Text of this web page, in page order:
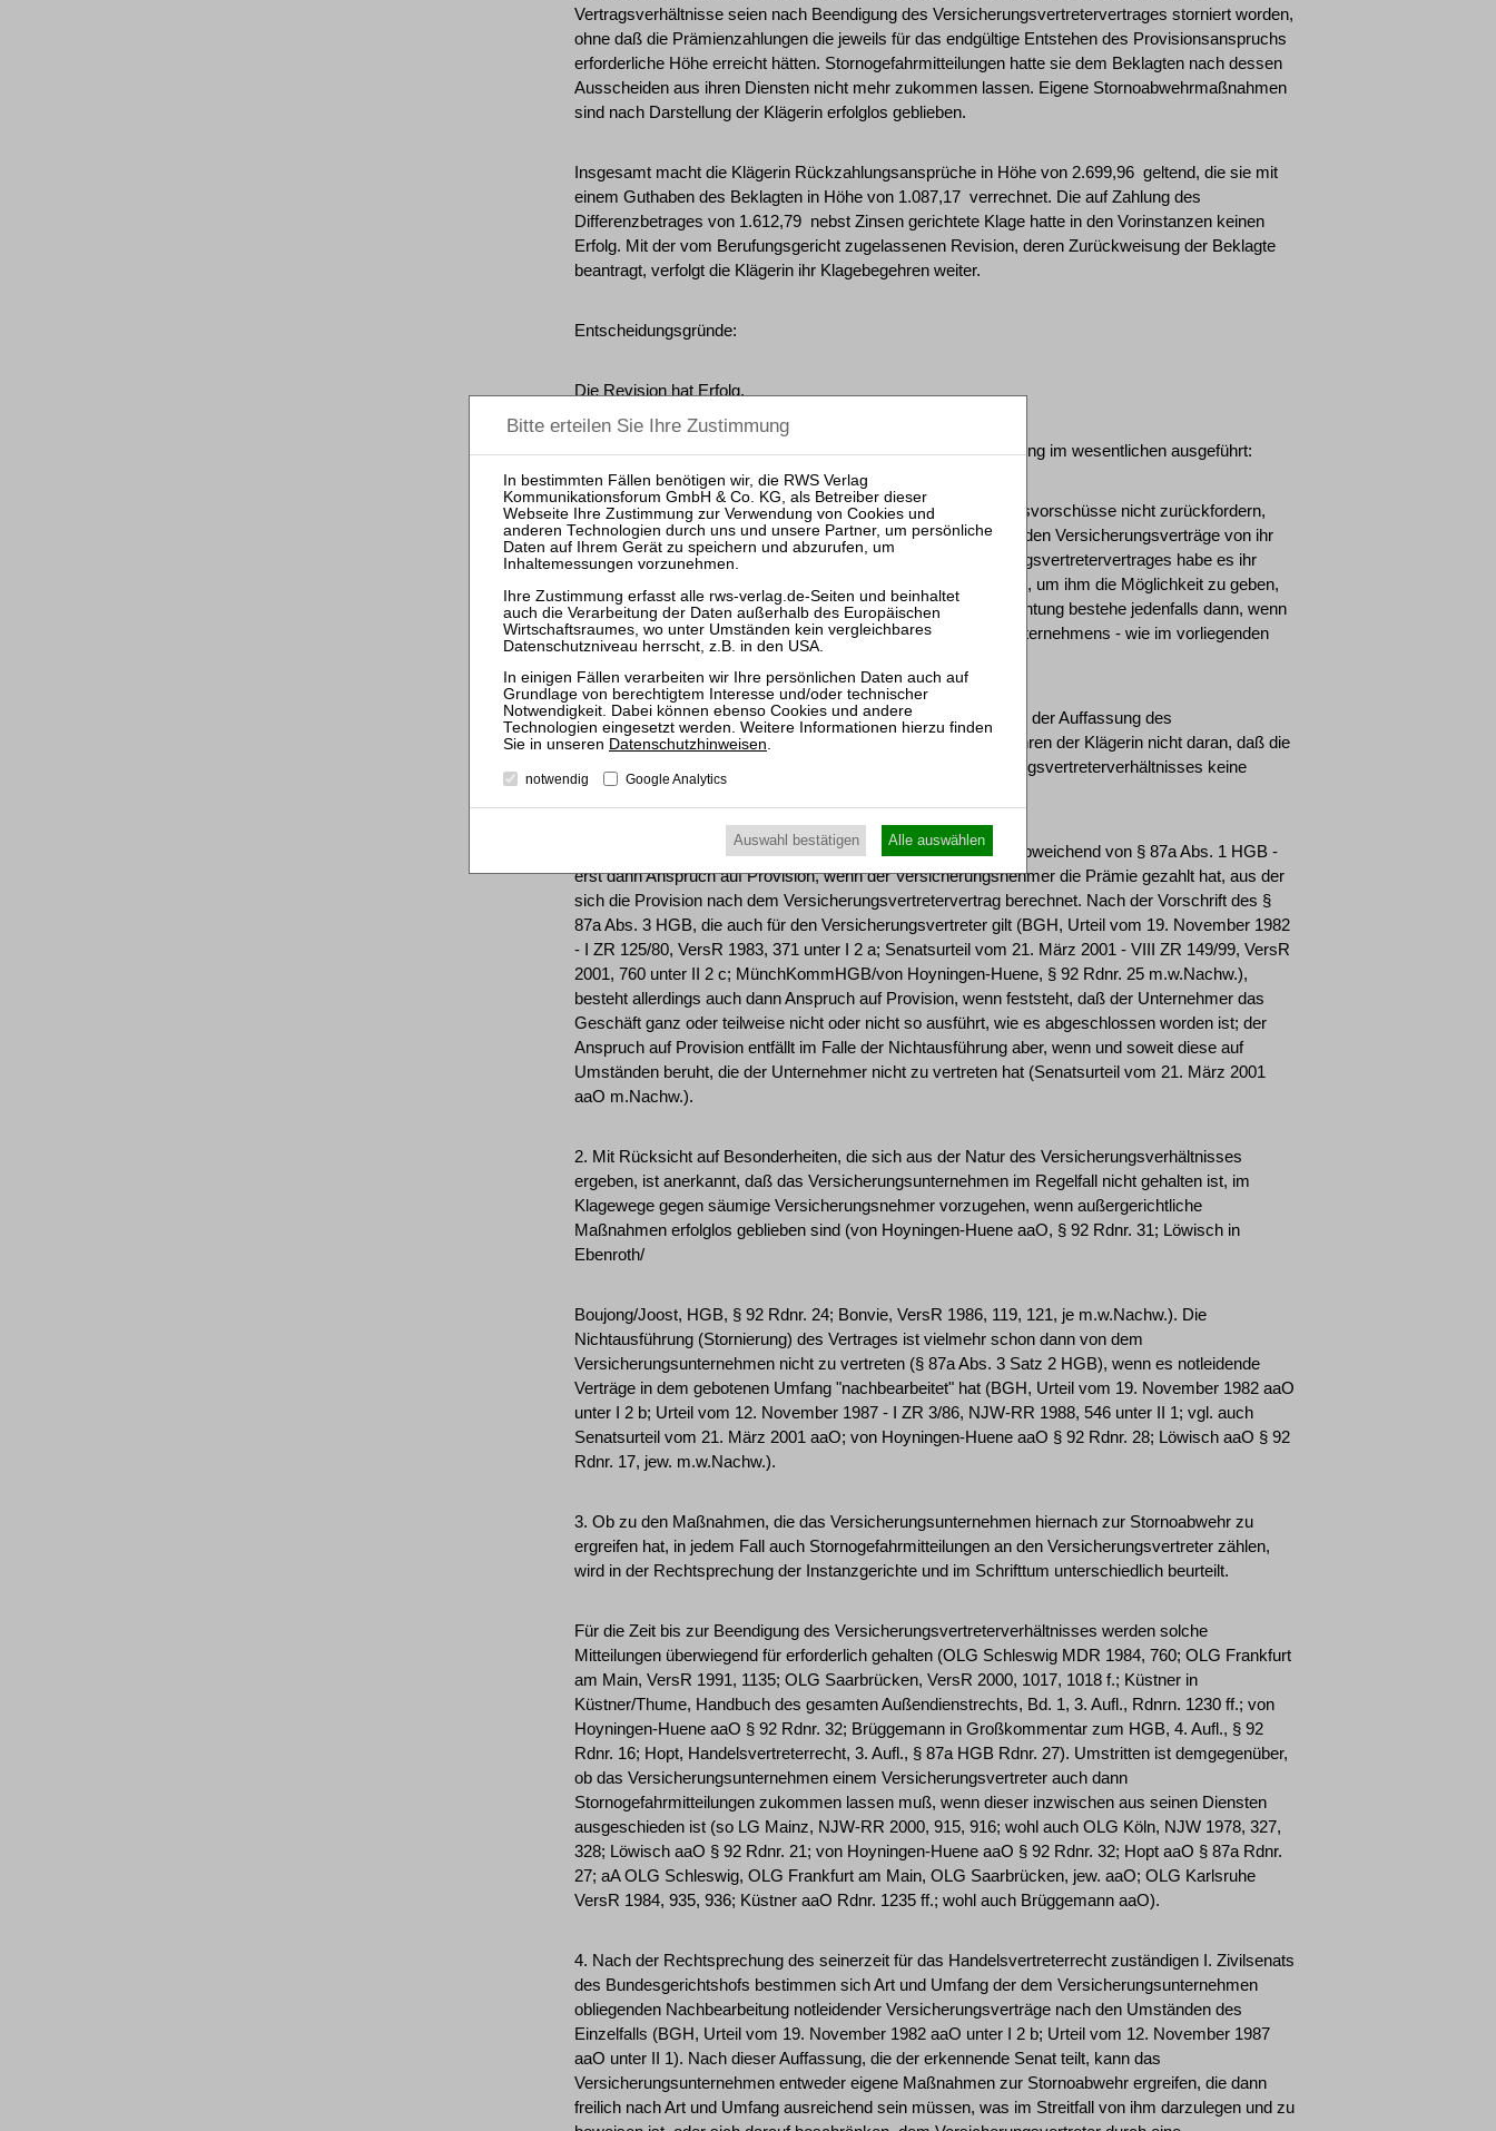
Vertragsverhältnisse seien nach Beendigung des Versicherungsvertretervertrages storniert worden,
ohne daß die Prämienzahlungen die jeweils für das endgültige Entstehen des Provisionsanspruchs
erforderliche Höhe erreicht hätten. Stornogefahrmitteilungen hatte sie dem Beklagten nach dessen
Ausscheiden aus ihren Diensten nicht mehr zukommen lassen. Eigene Stornoabwehrmaßnahmen
sind nach Darstellung der Klägerin erfolglos geblieben.
Insgesamt macht die Klägerin Rückzahlungsansprüche in Höhe von 2.699,96  geltend, die sie mit
einem Guthaben des Beklagten in Höhe von 1.087,17  verrechnet. Die auf Zahlung des
Differenzbetrages von 1.612,79  nebst Zinsen gerichtete Klage hatte in den Vorinstanzen keinen
Erfolg. Mit der vom Berufungsgericht zugelassenen Revision, deren Zurückweisung der Beklagte
beantragt, verfolgt die Klägerin ihr Klagebegehren weiter.
Entscheidungsgründe:
Die Revision hat Erfolg.
I. Das Berufungsgericht hat zur Begründung seiner Entscheidung im wesentlichen ausgeführt:
Die Klägerin könne die an den Beklagten geleisteten Provisionsvorschüsse nicht zurückfordern,
weil sie nicht dargelegt habe, daß die Stornierung der betreffenden Versicherungsverträge von ihr
nicht zu vertreten sei. Auch nach Beendigung des Versicherungsvertretervertrages habe es ihr
oblegen, dem Beklagten Stornogefahrmitteilungen zuzusenden, um ihm die Möglichkeit zu geben,
die notleidenden Verträge selbst zu retten. Eine solche Verpflichtung bestehe jedenfalls dann, wenn
eigene Stornobekämpfungsmaßnahmen des Versicherungsunternehmens - wie im vorliegenden
Fall - erfolglos geblieben seien.
II. Diese Beurteilung greift die Revision mit Erfolg an. Entgegen der Auffassung des
Berufungsgerichts scheitert das Provisionsrückzahlungsbegehren der Klägerin nicht daran, daß die
Klägerin dem Beklagten nach der Beendigung des Versicherungsvertreterverhältnisses keine
Stornogefahrmitteilungen mehr hat zukommen lassen.
1. Gemäß § 92 Abs. 4 HGB hat der Versicherungsvertreter - abweichend von § 87a Abs. 1 HGB -
erst dann Anspruch auf Provision, wenn der Versicherungsnehmer die Prämie gezahlt hat, aus der
sich die Provision nach dem Versicherungsvertretervertrag berechnet. Nach der Vorschrift des §
87a Abs. 3 HGB, die auch für den Versicherungsvertreter gilt (BGH, Urteil vom 19. November 1982
- I ZR 125/80, VersR 1983, 371 unter I 2 a; Senatsurteil vom 21. März 2001 - VIII ZR 149/99, VersR
2001, 760 unter II 2 c; MünchKommHGB/von Hoyningen-Huene, § 92 Rdnr. 25 m.w.Nachw.),
besteht allerdings auch dann Anspruch auf Provision, wenn feststeht, daß der Unternehmer das
Geschäft ganz oder teilweise nicht oder nicht so ausführt, wie es abgeschlossen worden ist; der
Anspruch auf Provision entfällt im Falle der Nichtausführung aber, wenn und soweit diese auf
Umständen beruht, die der Unternehmer nicht zu vertreten hat (Senatsurteil vom 21. März 2001
aaO m.Nachw.).
2. Mit Rücksicht auf Besonderheiten, die sich aus der Natur des Versicherungsverhältnisses
ergeben, ist anerkannt, daß das Versicherungsunternehmen im Regelfall nicht gehalten ist, im
Klagewege gegen säumige Versicherungsnehmer vorzugehen, wenn außergerichtliche
Maßnahmen erfolglos geblieben sind (von Hoyningen-Huene aaO, § 92 Rdnr. 31; Löwisch in
Ebenroth/
Boujong/Joost, HGB, § 92 Rdnr. 24; Bonvie, VersR 1986, 119, 121, je m.w.Nachw.). Die
Nichtausführung (Stornierung) des Vertrages ist vielmehr schon dann von dem
Versicherungsunternehmen nicht zu vertreten (§ 87a Abs. 3 Satz 2 HGB), wenn es notleidende
Verträge in dem gebotenen Umfang "nachbearbeitet" hat (BGH, Urteil vom 19. November 1982 aaO
unter I 2 b; Urteil vom 12. November 1987 - I ZR 3/86, NJW-RR 1988, 546 unter II 1; vgl. auch
Senatsurteil vom 21. März 2001 aaO; von Hoyningen-Huene aaO § 92 Rdnr. 28; Löwisch aaO § 92
Rdnr. 17, jew. m.w.Nachw.).
3. Ob zu den Maßnahmen, die das Versicherungsunternehmen hiernach zur Stornoabwehr zu
ergreifen hat, in jedem Fall auch Stornogefahrmitteilungen an den Versicherungsvertreter zählen,
wird in der Rechtsprechung der Instanzgerichte und im Schrifttum unterschiedlich beurteilt.
Für die Zeit bis zur Beendigung des Versicherungsvertreterverhältnisses werden solche
Mitteilungen überwiegend für erforderlich gehalten (OLG Schleswig MDR 1984, 760; OLG Frankfurt
am Main, VersR 1991, 1135; OLG Saarbrücken, VersR 2000, 1017, 1018 f.; Küstner in
Küstner/Thume, Handbuch des gesamten Außendienstrechts, Bd. 1, 3. Aufl., Rdnrn. 1230 ff.; von
Hoyningen-Huene aaO § 92 Rdnr. 32; Brüggemann in Großkommentar zum HGB, 4. Aufl., § 92
Rdnr. 16; Hopt, Handelsvertreterrecht, 3. Aufl., § 87a HGB Rdnr. 27). Umstritten ist demgegenüber,
ob das Versicherungsunternehmen einem Versicherungsvertreter auch dann
Stornogefahrmitteilungen zukommen lassen muß, wenn dieser inzwischen aus seinen Diensten
ausgeschieden ist (so LG Mainz, NJW-RR 2000, 915, 916; wohl auch OLG Köln, NJW 1978, 327,
328; Löwisch aaO § 92 Rdnr. 21; von Hoyningen-Huene aaO § 92 Rdnr. 32; Hopt aaO § 87a Rdnr.
27; aA OLG Schleswig, OLG Frankfurt am Main, OLG Saarbrücken, jew. aaO; OLG Karlsruhe
VersR 1984, 935, 936; Küstner aaO Rdnr. 1235 ff.; wohl auch Brüggemann aaO).
4. Nach der Rechtsprechung des seinerzeit für das Handelsvertreterrecht zuständigen I. Zivilsenats
des Bundesgerichtshofs bestimmen sich Art und Umfang der dem Versicherungsunternehmen
obliegenden Nachbearbeitung notleidender Versicherungsverträge nach den Umständen des
Einzelfalls (BGH, Urteil vom 19. November 1982 aaO unter I 2 b; Urteil vom 12. November 1987
aaO unter II 1). Nach dieser Auffassung, die der erkennende Senat teilt, kann das
Versicherungsunternehmen entweder eigene Maßnahmen zur Stornoabwehr ergreifen, die dann
freilich nach Art und Umfang ausreichend sein müssen, was im Streitfall von ihm darzulegen und zu
Datenschutzhinweisen.
notwendig Google Analytics
Auswahl bestätigen Alle auswählen